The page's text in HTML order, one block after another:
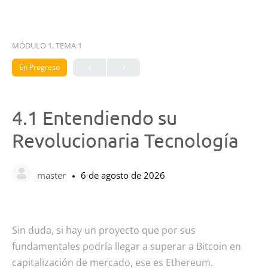
MÓDULO 1, TEMA 1
En Progreso
4.1 Entendiendo su
Revolucionaria Tecnología
master 6 de agosto de 2026
Sin duda, si hay un proyecto que por sus
fundamentales podría llegar a superar a Bitcoin en
capitalización de mercado, ese es Ethereum.